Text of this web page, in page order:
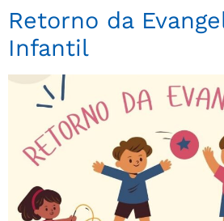
Retorno da
Infantil